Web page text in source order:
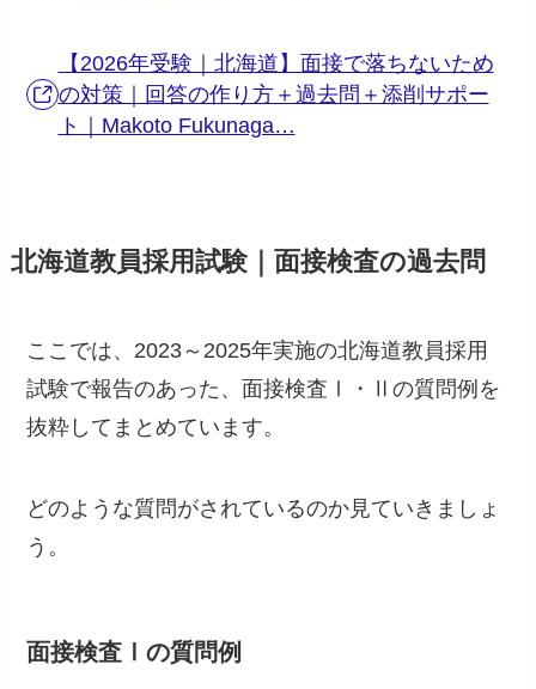
【2026年受験｜北海道】面接で落ちないため
の対策｜回答の作り方＋過去問＋添削サポー
ト｜Makoto Fukunaga…
北海道教員採用試験｜面接検査の過去問
ここでは、2023～2025年実施の北海道教員採用
試験で報告のあった、面接検査Ⅰ・Ⅱの質問例を
抜粋してまとめています。
どのような質問がされているのか見ていきましょ
う。
面接検査Ⅰの質問例